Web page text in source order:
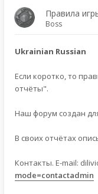
Правила
Boss
Ukrainian Russian
Если коротко, то
отчёты".
Наш форум создан
В своих отчётах
Контакты. E-mail:
mode=contactadmin